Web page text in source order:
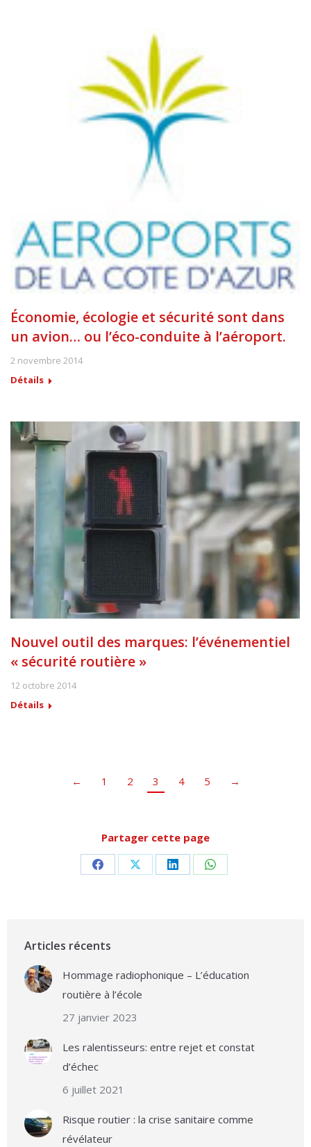
Économie, écologie et sécurité sont dans
un avion… ou l’éco-conduite à l’aéroport.
2 novembre 2014
Détails
Nouvel outil des marques: l’événementiel
« sécurité routière »
12 octobre 2014
Détails
← 1 2 3 4 5 →
Partager cette page
PartagerPartagerPartagerPartager
Articles récents
Hommage radiophonique – L’éducation
routière à l’école
27 janvier 2023
Les ralentisseurs: entre rejet et constat
d’échec
6 juillet 2021
Risque routier : la crise sanitaire comme
révélateur